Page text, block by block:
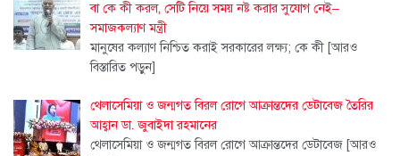
বা কে কী করল, সেটি নিয়ে সময় নষ্ট করার সুযোগ নেই–
সমাজকল্যাণ মন্ত্রী
মানুষের কল্যাণ নিশ্চিত করাই সরকারের লক্ষ্য; কে কী [আরও
বিস্তারিত পড়ুন]
থেলাসেমিয়া ও জন্মগত বিরল রোগে আক্রান্তদের ডেটাবেজ তৈরির
আহ্বান ডা. জুবাইদা রহমানের
থেলাসেমিয়া ও জন্মগত বিরল রোগে আক্রান্তদের ডেটাবেজ [আরও